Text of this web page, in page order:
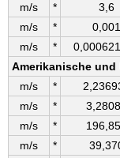
m/s
* 3,6
m/s
* 0,001
m/s
*
Amerikanische
m/s
*
m/s
*
m/s
*
m/s
*